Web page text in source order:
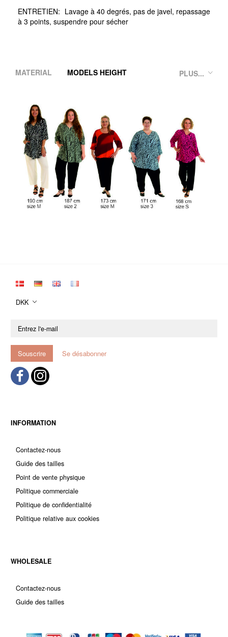
ENTRETIEN: Lavage à 40 degrés, pas de javel, repassage
à 3 points, suspendre pour sécher
PLUS...
MATERIAL MODELS HEIGHT
DKK
Souscrire Se désabonner
INFORMATION
Contactez-nous
Guide des tailles
Point de vente physique
Politique commerciale
Politique de confidentialité
Politique relative aux cookies
WHOLESALE
Contactez-nous
Guide des tailles